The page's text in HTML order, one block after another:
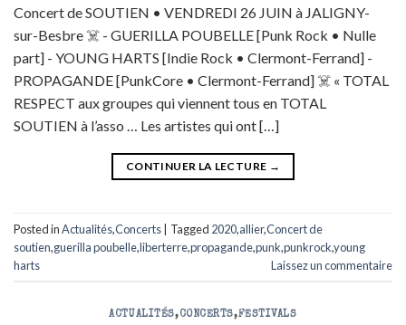
Concert de SOUTIEN • VENDREDI 26 JUIN à JALIGNY-
sur-Besbre ☠️ - GUERILLA POUBELLE [Punk Rock • Nulle
part] - YOUNG HARTS [Indie Rock • Clermont-Ferrand] -
PROPAGANDE [PunkCore • Clermont-Ferrand] ☠️ « TOTAL
RESPECT aux groupes qui viennent tous en TOTAL
SOUTIEN à l’asso … Les artistes qui ont […]
CONTINUER LA LECTURE →
Posted inActualités,Concerts| Tagged 2020,allier,Concert de
soutien,guerilla poubelle,liberterre,propagande,punk,punkrock,young
harts
Laissez un commentaire
ACTUALITÉS,CONCERTS,FESTIVALS